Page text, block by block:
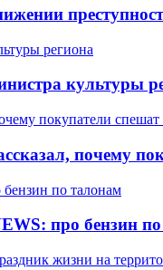
культуры
почему
про бензин